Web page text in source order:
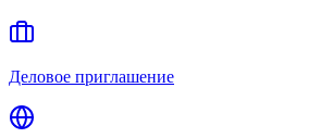
Деловое приглашение